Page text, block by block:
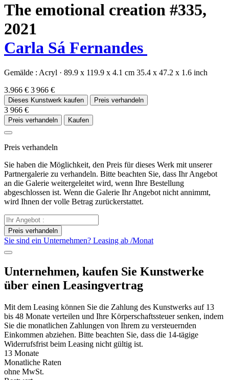
The emotional creation #335,
2021
Carla Sá Fernandes
Gemälde : Acryl · 89.9 x 119.9 x 4.1 cm 35.4 x 47.2 x 1.6 inch
3.966 € 3 966 €
Dieses Kunstwerk kaufen Preis verhandeln
3 966 €
Preis verhandeln Kaufen
Preis verhandeln
Sie haben die Möglichkeit, den Preis für dieses Werk mit unserer
Partnergalerie zu verhandeln. Bitte beachten Sie, dass Ihr Angebot
an die Galerie weitergeleitet wird, wenn Ihre Bestellung
abgeschlossen ist. Wenn die Galerie Ihr Angebot nicht annimmt,
wird Ihnen der volle Betrag zurückerstattet.
Preis verhandeln
Sie sind ein Unternehmen? Leasing ab /Monat
Unternehmen, kaufen Sie Kunstwerke
über einen Leasingvertrag
Mit dem Leasing können Sie die Zahlung des Kunstwerks auf 13
bis 48 Monate verteilen und Ihre Körperschaftssteuer senken, indem
Sie die monatlichen Zahlungen von Ihrem zu versteuernden
Einkommen abziehen. Bitte beachten Sie, dass die 14-tägige
Widerrufsfrist beim Leasing nicht gültig ist.
13 Monate
Monatliche Raten
ohne MwSt.